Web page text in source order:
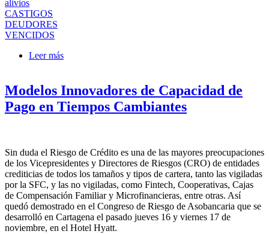
alivios
CASTIGOS
DEUDORES
VENCIDOS
Leer más
Modelos Innovadores de Capacidad de
Pago en Tiempos Cambiantes
Sin duda el Riesgo de Crédito es una de las mayores preocupaciones
de los Vicepresidentes y Directores de Riesgos (CRO) de entidades
crediticias de todos los tamaños y tipos de cartera, tanto las vigiladas
por la SFC, y las no vigiladas, como Fintech, Cooperativas, Cajas
de Compensación Familiar y Microfinancieras, entre otras. Así
quedó demostrado en el Congreso de Riesgo de Asobancaria que se
desarrolló en Cartagena el pasado jueves 16 y viernes 17 de
noviembre, en el Hotel Hyatt.